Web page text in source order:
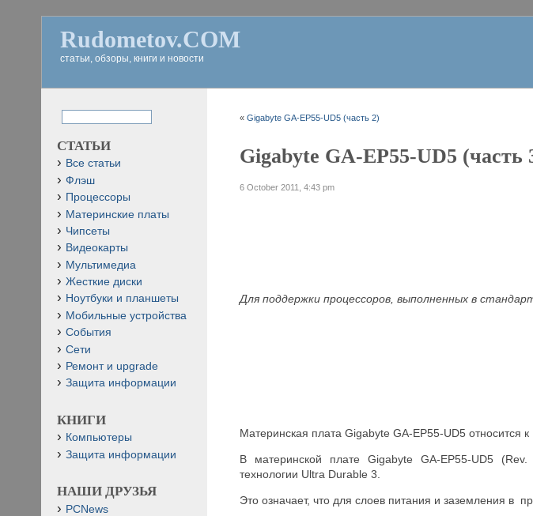
Rudometov.COM
статьи, обзоры, книги и новости
«Gigabyte GA-EP55-UD5 (часть 2)
Gigabyte GA-EP55-UD5 (часть
6 October 2011, 4:43 pm
Для поддержки процессоров, выполненных в
Материнская плата Gigabyte GA-EP55-UD5 относится
В материнской плате Gigabyte GA-EP55-UD5
технологии Ultra Durable 3.
Это означает, что для слоев питания и заземления в
СТАТЬИ
Все статьи
Флэш
Процессоры
Материнские платы
Чипсеты
Видеокарты
Мультимедиа
Жесткие диски
Ноутбуки и планшеты
Мобильные устройства
События
Сети
Ремонт и upgrade
Защита информации
КНИГИ
Компьютеры
Защита информации
НАШИ ДРУЗЬЯ
PCNews